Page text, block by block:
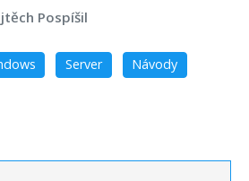
Pospíšil
Server Návody